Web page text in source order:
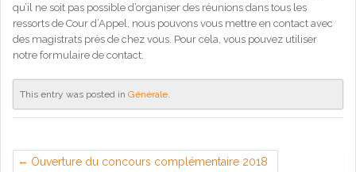
qu’il ne soit pas possible d’organiser des réunions dans tous les
ressorts de Cour d’Appel, nous pouvons vous mettre en contact avec
des magistrats près de chez vous. Pour cela, vous pouvez utiliser
notre formulaire de contact.
This entry was posted in Générale.
Ouverture du concours complémentaire 2018